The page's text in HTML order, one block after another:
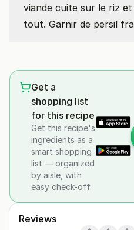
viande cuite sur le riz
tout. Garnir de persil
Get a
shopping list
for this recipe
Get this recipe's
ingredients as a
smart shopping
list — organized
by aisle, with
easy check-off.
Reviews